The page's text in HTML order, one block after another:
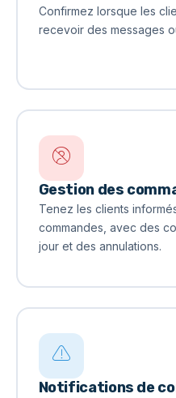
Confirmez lorsque les
recevoir des messages
Gestion des
Tenez les clients
commandes, avec des
jour et des annulations.
Notifications de